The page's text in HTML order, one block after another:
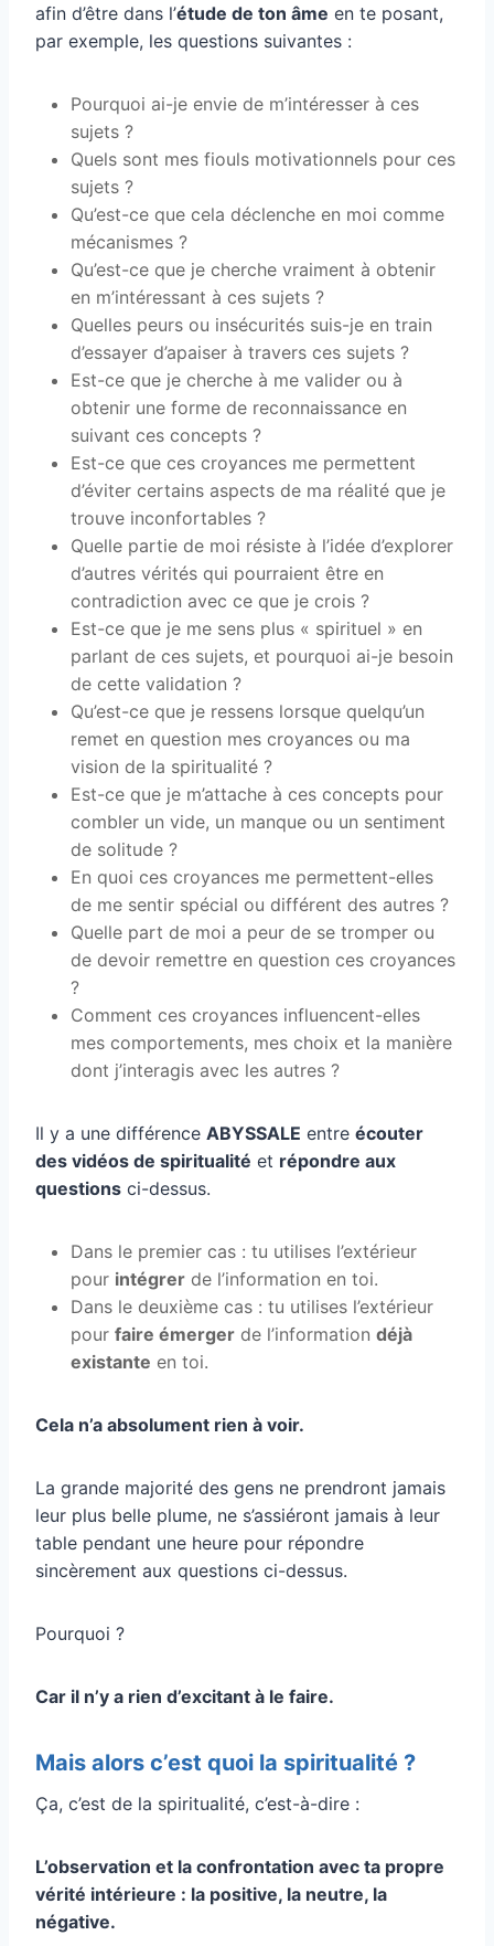
afin d’être dans l’étude de ton âme en te posant,
par exemple, les questions suivantes :
Pourquoi ai-je envie de m’intéresser à ces
sujets ?
Quels sont mes fiouls motivationnels pour ces
sujets ?
Qu’est-ce que cela déclenche en moi comme
mécanismes ?
Qu’est-ce que je cherche vraiment à obtenir
en m’intéressant à ces sujets ?
Quelles peurs ou insécurités suis-je en train
d’essayer d’apaiser à travers ces sujets ?
Est-ce que je cherche à me valider ou à
obtenir une forme de reconnaissance en
suivant ces concepts ?
Est-ce que ces croyances me permettent
d’éviter certains aspects de ma réalité que je
trouve inconfortables ?
Quelle partie de moi résiste à l’idée d’explorer
d’autres vérités qui pourraient être en
contradiction avec ce que je crois ?
Est-ce que je me sens plus « spirituel » en
parlant de ces sujets, et pourquoi ai-je besoin
de cette validation ?
Qu’est-ce que je ressens lorsque quelqu’un
remet en question mes croyances ou ma
vision de la spiritualité ?
Est-ce que je m’attache à ces concepts pour
combler un vide, un manque ou un sentiment
de solitude ?
En quoi ces croyances me permettent-elles
de me sentir spécial ou différent des autres ?
Quelle part de moi a peur de se tromper ou
de devoir remettre en question ces croyances
?
Comment ces croyances influencent-elles
mes comportements, mes choix et la manière
dont j’interagis avec les autres ?
Il y a une différence ABYSSALE entre écouter
des vidéos de spiritualité et répondre aux
questions ci-dessus.
Dans le premier cas : tu utilises l’extérieur
pour intégrer de l’information en toi.
Dans le deuxième cas : tu utilises l’extérieur
pour faire émerger de l’information déjà
existante en toi.
Cela n’a absolument rien à voir.
La grande majorité des gens ne prendront jamais
leur plus belle plume, ne s’assiéront jamais à leur
table pendant une heure pour répondre
sincèrement aux questions ci-dessus.
Pourquoi ?
Car il n’y a rien d’excitant à le faire.
Mais alors c’est quoi la spiritualité ?
Ça, c’est de la spiritualité, c’est-à-dire :
L’observation et la confrontation avec ta propre
vérité intérieure : la positive, la neutre, la
négative.